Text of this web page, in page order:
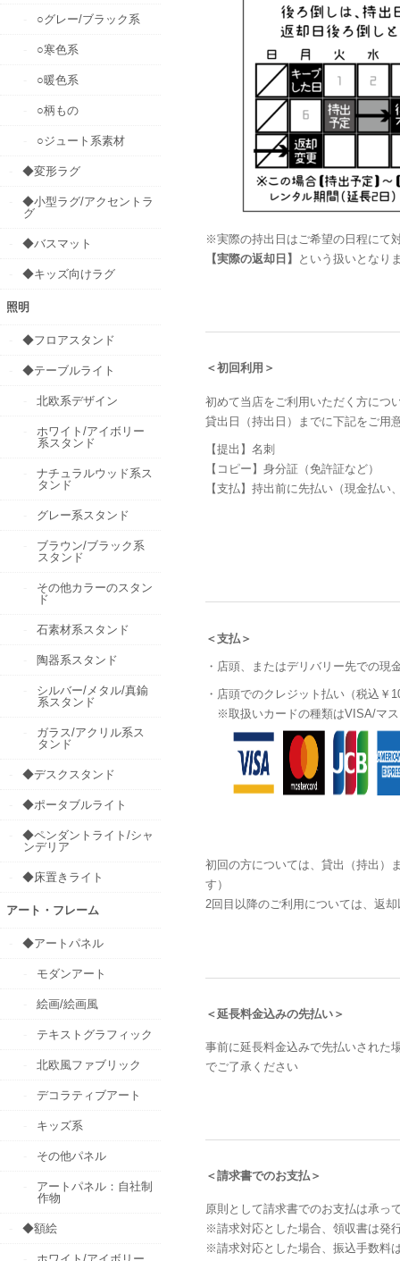
※実際の持出日はご希望の日程にて
【実際の返却日】
という扱いとなり
＜初回利用＞
初めて当店をご利用いただく方につ
貸出日（持出日）までに下記をご用
【提出】名刺
【コピー】身分証（免許証など）
【支払】持出前に先払い（現金払
＜支払＞
・店頭、またはデリバリー先での現
・店頭でのクレジット払い（税込￥
※取扱いカードの種類はVISA/マス
初回の方については、貸出（持出）
す）
2回目以降のご利用については、返
＜延長料金込みの先払い＞
事前に延長料金込みで先払いされた
でご了承ください
＜請求書でのお支払＞
原則として請求書でのお支払は承っ
※請求対応とした場合、領収書は発
※請求対応とした場合、振込手数料
○グレー/ブラック系
○寒色系
○暖色系
○柄もの
○ジュート系素材
◆変形ラグ
◆小型ラグ/アクセントラ
グ
◆バスマット
◆キッズ向けラグ
照明
◆フロアスタンド
◆テーブルライト
北欧系デザイン
ホワイト/アイボリー
系スタンド
ナチュラルウッド系ス
タンド
グレー系スタンド
ブラウン/ブラック系
スタンド
その他カラーのスタン
ド
石素材系スタンド
陶器系スタンド
シルバー/メタル/真鍮
系スタンド
ガラス/アクリル系ス
タンド
◆デスクスタンド
◆ポータブルライト
◆ペンダントライト/シャ
ンデリア
◆床置きライト
アート・フレーム
◆アートパネル
モダンアート
絵画/絵画風
テキストグラフィック
北欧風ファブリック
デコラティブアート
キッズ系
その他パネル
アートパネル：自社制
作物
◆額絵